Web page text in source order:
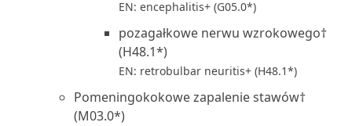
EN: encephalitis+ (G05.0*)
pozagałkowe nerwu wzrokowego†
(H48.1*)
EN: retrobulbar neuritis+ (H48.1*)
Pomeningokokowe zapalenie stawów†
(M03.0*)